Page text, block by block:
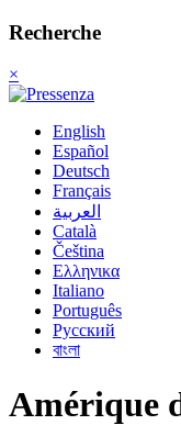
Recherche
×
English
Español
Deutsch
Français
العربية
Català
Čeština
Ελληνικα
Italiano
Português
Русский
বাংলা
Amérique